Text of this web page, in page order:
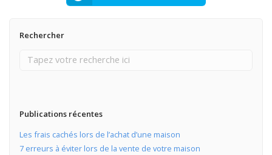
Rechercher
Publications récentes
Les frais cachés lors de l’achat d’une maison
7 erreurs à éviter lors de la vente de votre maison